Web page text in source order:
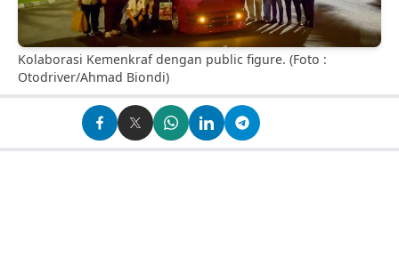
Kolaborasi Kemenkraf dengan public figure. (Foto :
Otodriver/Ahmad Biondi)